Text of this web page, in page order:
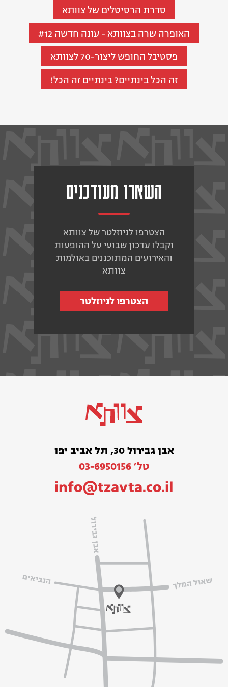
סדרת הרסיטלים של צוותא
האופרה שרה בצוותא - עונה חדשה #12
פסטיבל החופש ליצור-70 לצוותא
זה הכל בינתיים? בינתיים זה הכל!
השארו מעודכנים
הצטרפו לניוזלטר של צוותא
וקבלו עדכון שבועי על ההופעות
והאירועים המתוכננים באולמות
צוותא
הצטרפו לניוזלטר
אבן גבירול 30, תל אביב יפו
טל׳ 03-6950156
info@tzavta.co.il